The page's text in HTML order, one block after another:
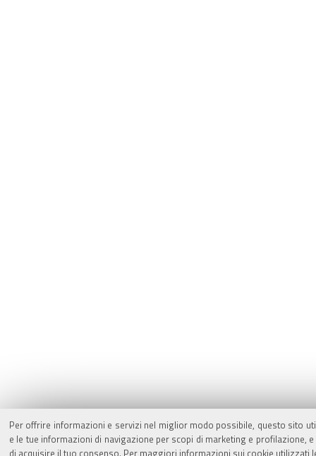
Per offrire informazioni e servizi nel miglior modo possibile, questo sito
e le tue informazioni di navigazione per scopi di marketing e
di acquisire il tuo consenso. Per maggiori informazioni sui cookie utilizzati